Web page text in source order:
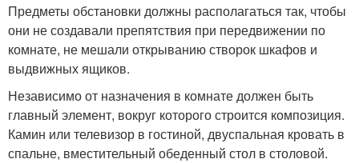
Предметы обстановки должны располагаться так, чтобы
они не создавали препятствия при передвижении по
комнате, не мешали открыванию створок шкафов и
выдвижных ящиков.
Независимо от назначения в комнате должен быть
главный элемент, вокруг которого строится композиция.
Камин или телевизор в гостиной, двуспальная кровать в
спальне, вместительный обеденный стол в столовой.